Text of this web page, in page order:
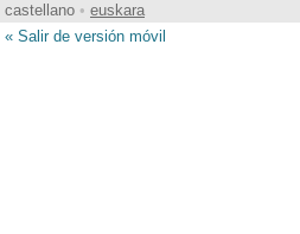
castellano • euskara
« Salir de versión móvil